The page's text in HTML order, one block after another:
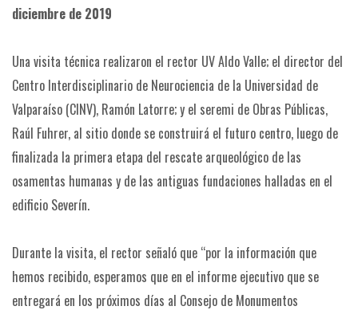
diciembre de 2019
Una visita técnica realizaron el rector UV Aldo Valle; el director del
Centro Interdisciplinario de Neurociencia de la Universidad de
Valparaíso (CINV), Ramón Latorre; y el seremi de Obras Públicas,
Raúl Fuhrer, al sitio donde se construirá el futuro centro, luego de
finalizada la primera etapa del rescate arqueológico de las
osamentas humanas y de las antiguas fundaciones halladas en el
edificio Severín.
Durante la visita, el rector señaló que “por la información que
hemos recibido, esperamos que en el informe ejecutivo que se
entregará en los próximos días al Consejo de Monumentos